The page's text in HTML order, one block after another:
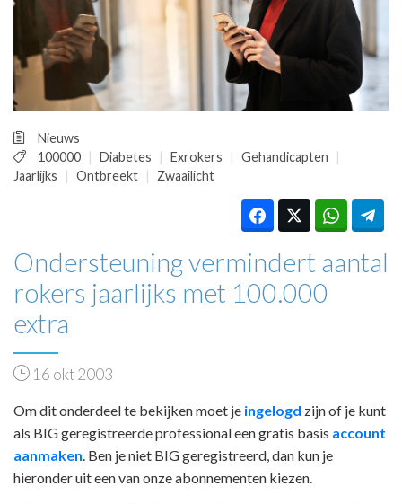
PRAKTIJKZAKEN
TARIEVEN
VPHUISARTSEN
MEDISCHE VAKHANDEL
REGISTRATIE
Nieuws
100000
Diabetes Exrokers
Gehandicapten
Jaarlijks
Ontbreekt Zwaailicht
Ondersteuning vermindert aantal
rokers jaarlijks met 100.000
extra
16 okt 2003
Om dit onderdeel te bekijken moet je ingelogd zijn of je kunt
als BIG geregistreerde professional een gratis basis account
aanmaken . Ben je niet BIG geregistreerd, dan kun je
hieronder uit een van onze abonnementen kiezen.